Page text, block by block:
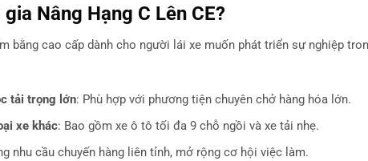
Nâng Hạng C Lên CE?
bằng cao cấp dành cho người lái xe muốn phát triển sự nghiệp
tải trọng lớn: Phù hợp với phương tiện chuyên chở hàng hóa lớn.
xe khác: Bao gồm xe ô tô tối đa 9 chỗ ngồi và xe tải nhẹ.
nhu cầu chuyến hàng liên tỉnh, mở rộng cơ hội việc làm.